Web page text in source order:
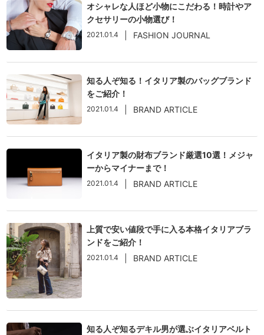
オシャレな人ほど小物にこだわる！時計やア
クセサリーの小物選び！
2021.01.4 FASHION JOURNAL
知る人ぞ知る！イタリア製のバッグブランド
をご紹介！
2021.01.4 BRAND ARTICLE
イタリア製の財布ブランド厳選10選！メジャ
ーからマイナーまで！
2021.01.4 BRAND ARTICLE
上質で安い値段で手に入る本格イタリアブラ
ンドをご紹介！
2021.01.4 BRAND ARTICLE
知る人ぞ知るデキル男が選ぶイタリアベルト